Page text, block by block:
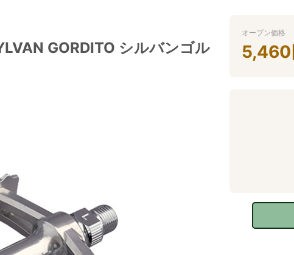
GORDITO シルバンゴル
オープン価格
5,460